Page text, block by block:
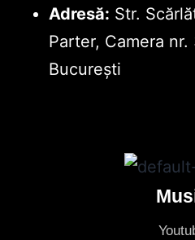
Adresă: Str.
Parter, Camera nr.
București